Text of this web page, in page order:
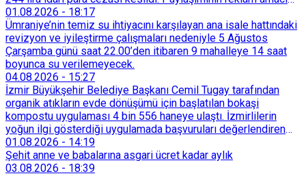
taşımadığını savunan Dören, cezanın iptali için yargıya
başvurdu.
01.08.2026 - 18:17
Ümraniye’nin temiz su ihtiyacını karşılayan ana isale hattındaki
revizyon ve iyileştirme çalışmaları nedeniyle 5 Ağustos
Çarşamba günü saat 22.00’den itibaren 9 mahalleye 14 saat
boyunca su verilemeyecek.
04.08.2026 - 15:27
İzmir Büyükşehir Belediye Başkanı Cemil Tugay tarafından
organik atıkların evde dönüşümü için başlatılan bokaşi
kompostu uygulaması 4 bin 556 haneye ulaştı. İzmirlilerin
yoğun ilgi gösterdiği uygulamada başvuruları değerlendiren
Tarımsal Hizmetler Dairesi Başkanlığı, farklı ilçelerde toplam
128 bokaşi kompost eğitimi düzenleyerek İzmirlileri
sürdürülebilir atık yönetimi sistemine dahil etti.
01.08.2026 - 14:19
Şehit anne ve babalarına asgari ücret kadar aylık
03.08.2026 - 18:39